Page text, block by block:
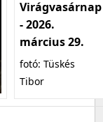
Virágvasárnap
- 2026.
március 29.
fotó: Tüskés
Tibor